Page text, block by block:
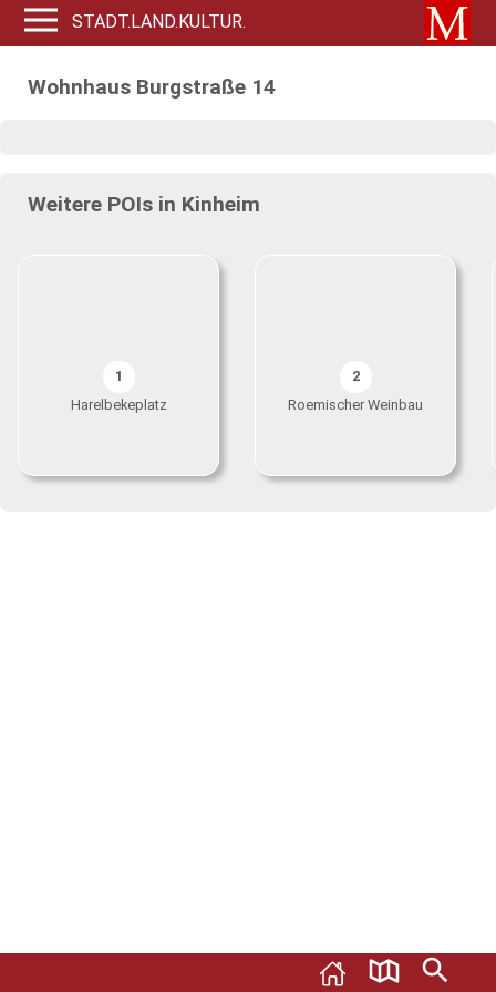
STADT.LAND.KULTUR.
Wohnhaus Burgstraße 14
Weitere POIs in Kinheim
1
Harelbekeplatz
2
Roemischer Weinbau